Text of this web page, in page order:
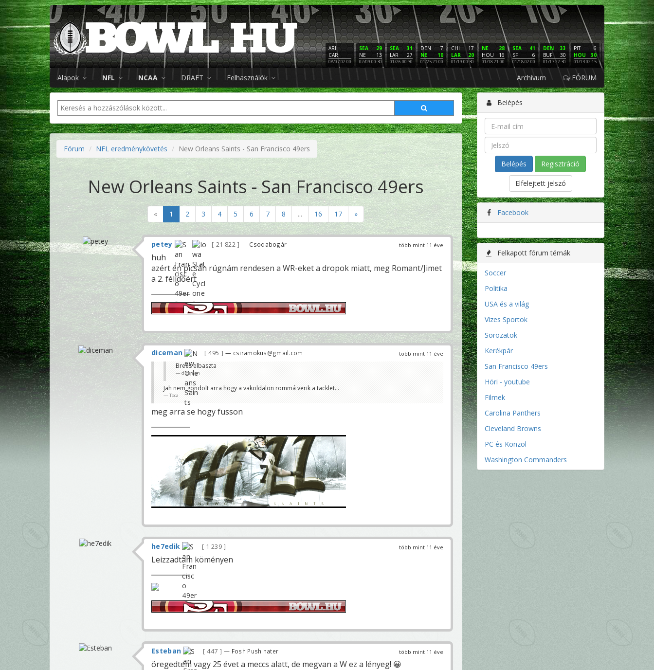
ARI
CAR
08/07 02:00
29
SEA
13
NE
02/09 00:30
31
SEA
27
LAR
01/26 00:30
7
DEN
10
NE
01/25 21:00
17
CHI
20
LAR
01/19 00:30
28
NE
16
HOU
01/18 21:00
41
SEA
6
SF
01/18 02:00
33
DEN
30
BUF
01/17 22:30
6
PIT
30
HOU
01/13 02:15
16
NE
3
LAC
01/12 02:00
PHI
SF
01/11
Alapok NFL NCAA DRAFT Felhasználók Archívum FÓRUM
Fórum NFL eredménykövetés New Orleans Saints - San Francisco 49ers
New Orleans Saints - San Francisco 49ers
« 1 2 3 4 5 6 7 8 ... 16 17 »
több mint 11 éve
petey 21 822 — Csodabogár
huh
azért én picsán rúgnám rendesen a WR-eket a dropok miatt, meg Romant/Jimet
a 2. félidőért
több mint 11 éve
diceman 495 — csiramokus@gmail.com
Brees elbaszta
diceman
Jah nem gondolt arra hogy a vakoldalon rommá verik a tacklet...
Toca
meg arra se hogy fusson
több mint 11 éve
he7edik 1 239
Leizzadtam köményen
több mint 11 éve
Esteban 447 — Fosh Push hater
öregedtem vagy 25 évet a meccs alatt, de megvan a W ez a lényeg! 😀
Belépés
Regisztráció
Elfelejtett jelszó
Facebook
Felkapott fórum témák
Soccer
Politika
USA és a világ
Vizes Sportok
Sorozatok
Kerékpár
San Francisco 49ers
Höri - youtube
Filmek
Carolina Panthers
Cleveland Browns
PC és Konzol
Washington Commanders